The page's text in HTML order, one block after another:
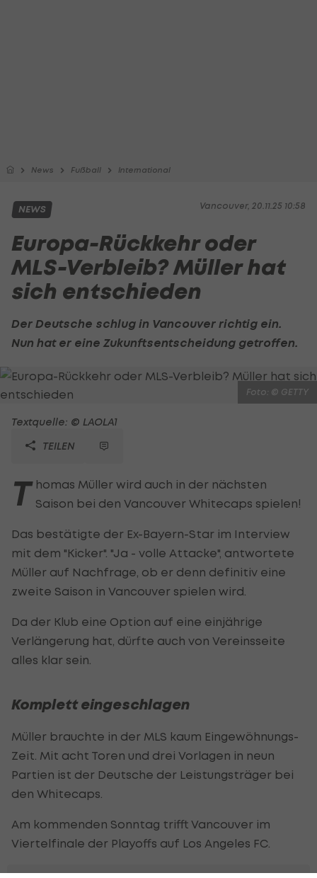
News Fußball International
Vancouver, 20.11.25 10:58
NEWS
Europa-Rückkehr oder
MLS-Verbleib? Müller hat
sich entschieden
Der Deutsche schlug in Vancouver richtig ein.
Nun hat er eine Zukunftsentscheidung getroffen.
Foto: © GETTY
Textquelle: © LAOLA1
TEILEN
T homas Müller wird auch in der nächsten
Saison bei den Vancouver Whitecaps spielen!
Das bestätigte der Ex-Bayern-Star im Interview
mit dem "Kicker". "Ja - volle Attacke", antwortete
Müller auf Nachfrage, ob er denn definitiv eine
zweite Saison in Vancouver spielen wird.
Da der Klub eine Option auf eine einjährige
Verlängerung hat, dürfte auch von Vereinsseite
alles klar sein.
Komplett eingeschlagen
Müller brauchte in der MLS kaum Eingewöhnungs-
Zeit. Mit acht Toren und drei Vorlagen in neun
Partien ist der Deutsche der Leistungsträger bei
den Whitecaps.
Am kommenden Sonntag trifft Vancouver im
Viertelfinale der Playoffs auf Los Angeles FC.